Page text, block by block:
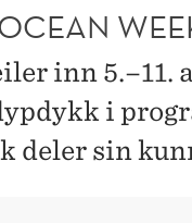
inn 5.–11.
i
deler sin